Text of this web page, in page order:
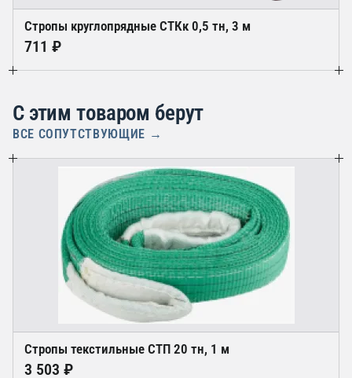
Стропы круглопрядные СТКк 0,5 тн, 3 м
711 ₽
С этим товаром берут
ВСЕ СОПУТСТВУЮЩИЕ →
Стропы текстильные СТП 20 тн, 1 м
3 503 ₽